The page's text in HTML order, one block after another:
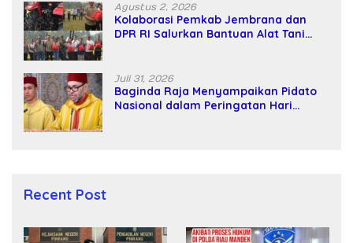
Agustus 2, 2026
Kolaborasi Pemkab Jembrana dan
DPR RI Salurkan Bantuan Alat Tani
Juli 31, 2026
Baginda Raja Menyampaikan Pidato
Nasional dalam Peringatan Hari
Recent Post